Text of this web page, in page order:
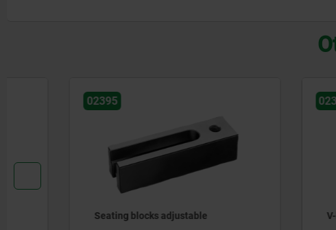
Seating blocks adjustable V-block,